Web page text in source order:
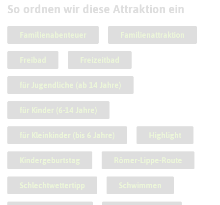
So ordnen wir diese Attraktion ein
Familienabenteuer Familienattraktion
Freibad Freizeitbad
für Jugendliche (ab 14 Jahre)
für Kinder (6-14 Jahre)
für Kleinkinder (bis 6 Jahre) Highlight
Kindergeburtstag Römer-Lippe-Route
Schlechtwettertipp Schwimmen